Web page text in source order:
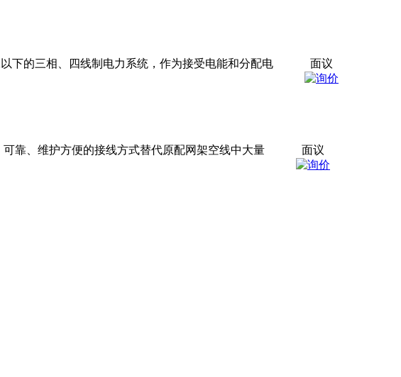
下的三相、四线制电力系统，作为接受电能和分配电
面议
靠、维护方便的接线方式替代原配网架空线中大量
面议